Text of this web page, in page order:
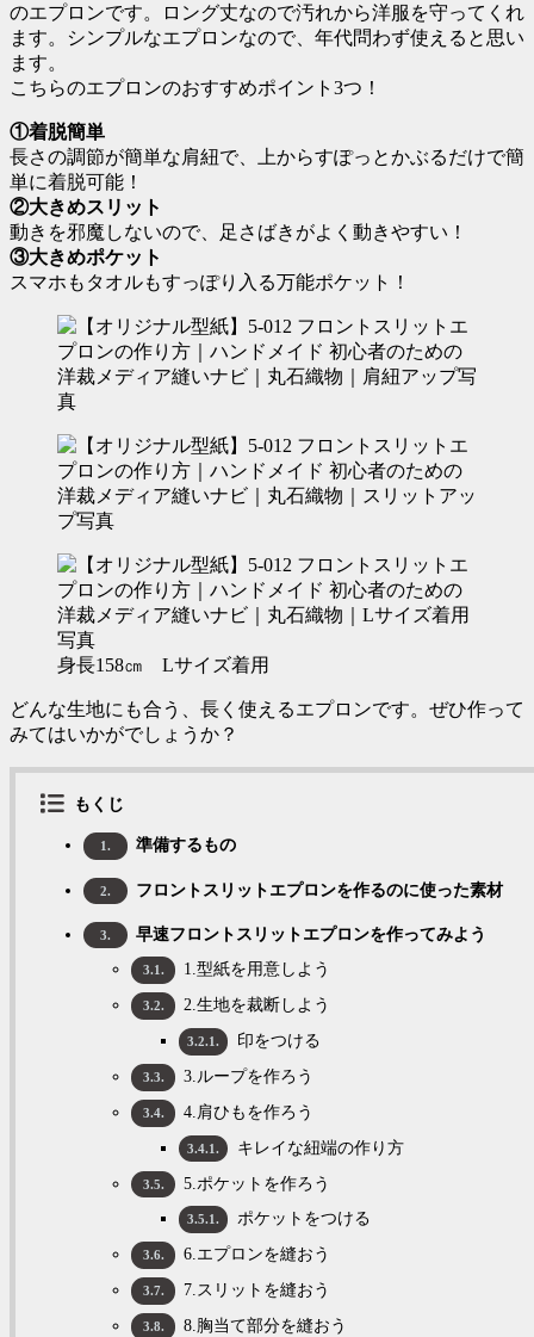
のエプロンです。ロング丈なので汚れから洋服を守ってくれ
ます。シンプルなエプロンなので、年代問わず使えると思い
ます。
こちらのエプロンのおすすめポイント3つ！
①着脱簡単
長さの調節が簡単な肩紐で、上からすぽっとかぶるだけで簡
単に着脱可能！
②大きめスリット
動きを邪魔しないので、足さばきがよく動きやすい！
③大きめポケット
スマホもタオルもすっぽり入る万能ポケット！
身長158㎝ Lサイズ着用
どんな生地にも合う、長く使えるエプロンです。ぜひ作って
みてはいかがでしょうか？
もくじ
1. 準備するもの
2. フロントスリットエプロンを作るのに使った素材
3. 早速フロントスリットエプロンを作ってみよう
3.1. 1.型紙を用意しよう
3.2. 2.生地を裁断しよう
3.2.1. 印をつける
3.3. 3.ループを作ろう
3.4. 4.肩ひもを作ろう
3.4.1. キレイな紐端の作り方
3.5. 5.ポケットを作ろう
3.5.1. ポケットをつける
3.6. 6.エプロンを縫おう
3.7. 7.スリットを縫おう
3.8. 8.胸当て部分を縫おう